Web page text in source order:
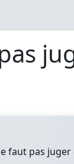
faut pas